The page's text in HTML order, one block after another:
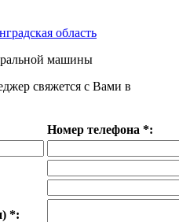
область
машины
свяжется с Вами в
Номер телефона *:
*: